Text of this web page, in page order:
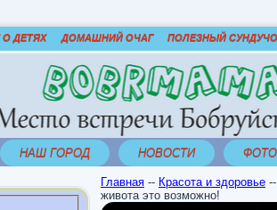
О ДЕТЯХ ДОМАШНИЙ ОЧАГ ПОЛЕЗНЫЙ
НАШ ГОРОД НОВОСТИ
Главная -- Красота и здоровье
живота это возможно!